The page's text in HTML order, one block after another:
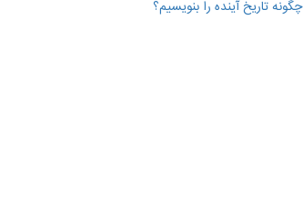
چگونه تاریخ آینده را بنویسیم؟